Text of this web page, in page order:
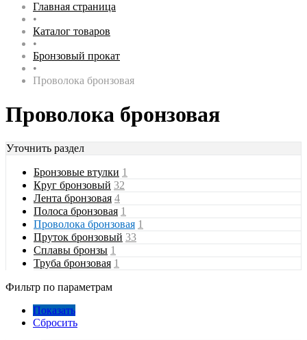
Главная страница
•
Каталог товаров
•
Бронзовый прокат
•
Проволока бронзовая
Проволока бронзовая
Уточнить раздел
Бронзовые втулки 1
Круг бронзовый 32
Лента бронзовая 4
Полоса бронзовая 1
Проволока бронзовая 1
Пруток бронзовый 33
Сплавы бронзы 1
Труба бронзовая 1
Фильтр по параметрам
Показать
Сбросить